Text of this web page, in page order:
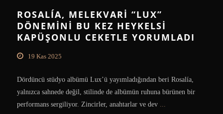
ROSALÍA, MELEKVARI “LUX”
DÖNEMINI BU KEZ HEYKELSI
KAPÜŞONLU CEKETLE YORUMLADI
19 Kas 2025
Dördüncü stüdyo albümü Lux’ü yayımladığından beri Rosalía,
yalnızca sahnede değil, stilinde de albümün ruhuna bürünen bir
performans sergiliyor. Zincirler, anahtarlar ve dev